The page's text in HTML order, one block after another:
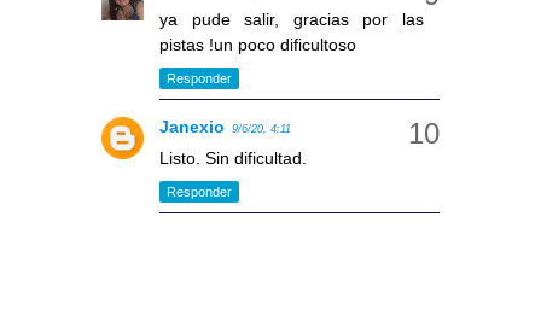
ya pude salir, gracias por las
pistas !un poco dificultoso
Responder
Janexio 9/6/20, 4:11
Listo. Sin dificultad.
Responder